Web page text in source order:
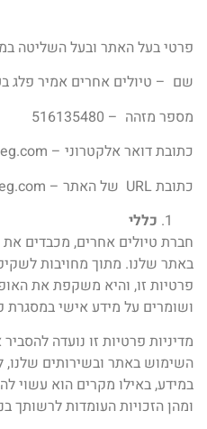
פרטי בעל האתר ובעל השליטה
שם – טיולים אחרים אמיר פלג
מספר מזהה – 516135480
כתובת דואר אלקטרוני – info@amir-peleg.com
כתובת URL של האתר – https://www.amir-peleg.com/
כללי
חברת טיולים אחרים, מכבדים
באתר שלנו. מתוך מחויבות
פרטיות זו, והיא משקפת את
ושומרים על מידע אישי במסגרת
מדיניות פרטיות זו נועדה
השימוש באתר ובשירותים
במידע, באילו מקרים הוא עשוי
ומהן הזכויות העומדות לרשותך